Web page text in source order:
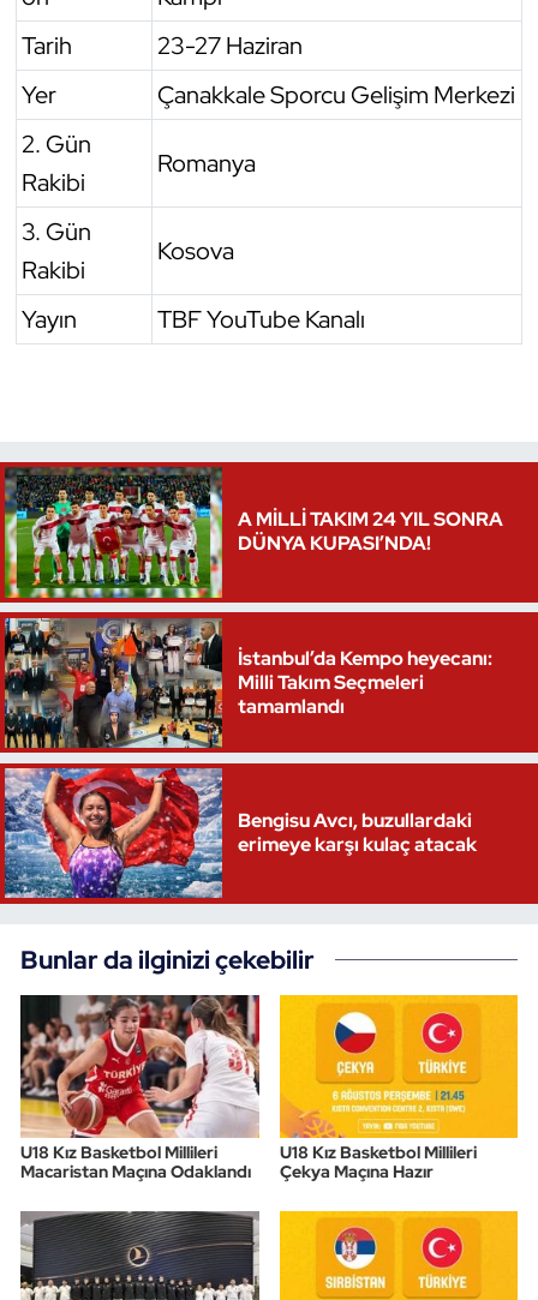
Tarih
23-27 Haziran
Yer
Çanakkale Sporcu Gelişim Merkezi
2. Gün
Rakibi
Romanya
3. Gün
Rakibi
Kosova
Yayın TBF YouTube Kanalı
A MİLLİ TAKIM 24 YIL SONRA
DÜNYA KUPASI’NDA!
İstanbul’da Kempo heyecanı:
Milli Takım Seçmeleri
tamamlandı
Bengisu Avcı, buzullardaki
erimeye karşı kulaç atacak
Bunlar da ilginizi çekebilir
U18 Kız Basketbol Millileri
Macaristan Maçına Odaklandı
U18 Kız Basketbol Millileri
Çekya Maçına Hazır